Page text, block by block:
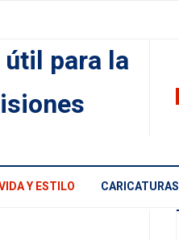
para la
Y ESTILO CARICATURAS